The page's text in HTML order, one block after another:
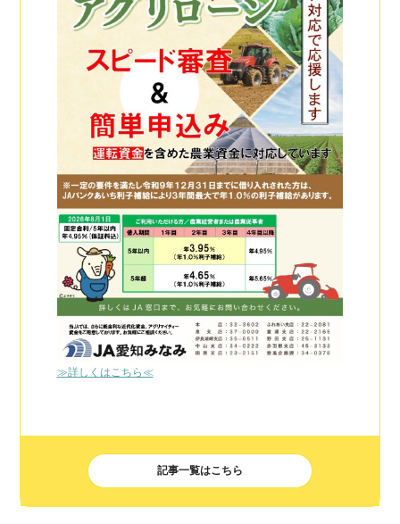
≫詳しくはこちら≪
記事一覧はこちら